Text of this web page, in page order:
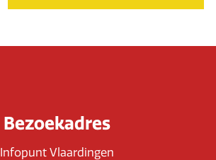
Bezoekadres
Infopunt Vlaardingen